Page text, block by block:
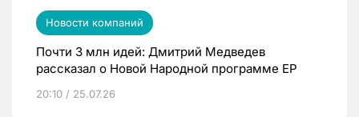
Новости компаний
Почти 3 млн идей: Дмитрий Медведев
рассказал о Новой Народной программе ЕР
20:10 / 25.07.26